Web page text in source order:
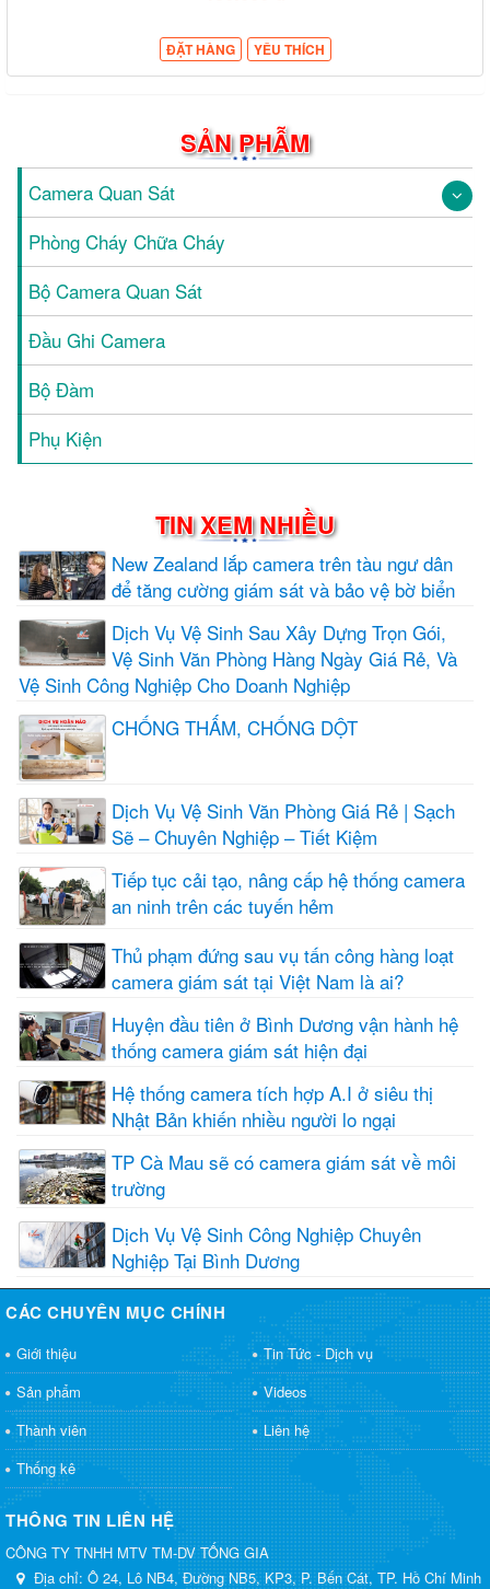
ĐẶT HÀNG YÊU THÍCH
SẢN PHẪM
Camera Quan Sát
Phòng Cháy Chữa Cháy
Bộ Camera Quan Sát
Đầu Ghi Camera
Bộ Đàm
Phụ Kiện
TIN XEM NHIỀU
New Zealand lắp camera trên tàu ngư dân
để tăng cường giám sát và bảo vệ bờ biển
Dịch Vụ Vệ Sinh Sau Xây Dựng Trọn Gói,
Vệ Sinh Văn Phòng Hàng Ngày Giá Rẻ, Và
Vệ Sinh Công Nghiệp Cho Doanh Nghiệp
CHỐNG THẤM, CHỐNG DỘT
Dịch Vụ Vệ Sinh Văn Phòng Giá Rẻ | Sạch
Sẽ – Chuyên Nghiệp – Tiết Kiệm
Tiếp tục cải tạo, nâng cấp hệ thống camera
an ninh trên các tuyến hẻm
Thủ phạm đứng sau vụ tấn công hàng loạt
camera giám sát tại Việt Nam là ai?
Huyện đầu tiên ở Bình Dương vận hành hệ
thống camera giám sát hiện đại
Hệ thống camera tích hợp A.I ở siêu thị
Nhật Bản khiến nhiều người lo ngại
TP Cà Mau sẽ có camera giám sát về môi
trường
Dịch Vụ Vệ Sinh Công Nghiệp Chuyên
Nghiệp Tại Bình Dương
CÁC CHUYÊN MỤC CHÍNH
Giới thiệu
Tin Tức - Dịch vụ
Sản phẩm
Videos
Thành viên
Liên hệ
Thống kê
THÔNG TIN LIÊN HỆ
CÔNG TY TNHH MTV TM-DV TỐNG GIA
Địa chỉ: Ô 24, Lô NB4, Đường NB5, KP3, P. Bến Cát, TP. Hồ Chí Minh